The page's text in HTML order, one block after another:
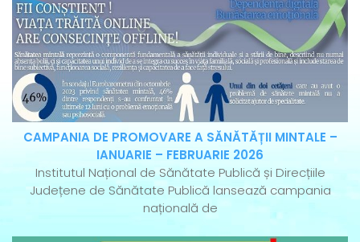
CAMPANIA DE PROMOVARE A SĂNĂTĂȚII MINTALE –
IANUARIE – FEBRUARIE 2026
Institutul Național de Sănătate Publică și Direcțiile
Județene de Sănătate Publică lansează campania
națională de